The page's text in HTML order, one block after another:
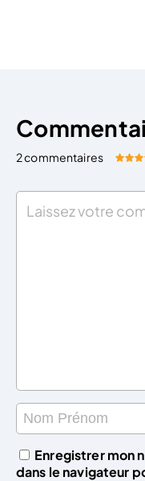
2 commentaires
Enregistrer mon
dans le navigateur